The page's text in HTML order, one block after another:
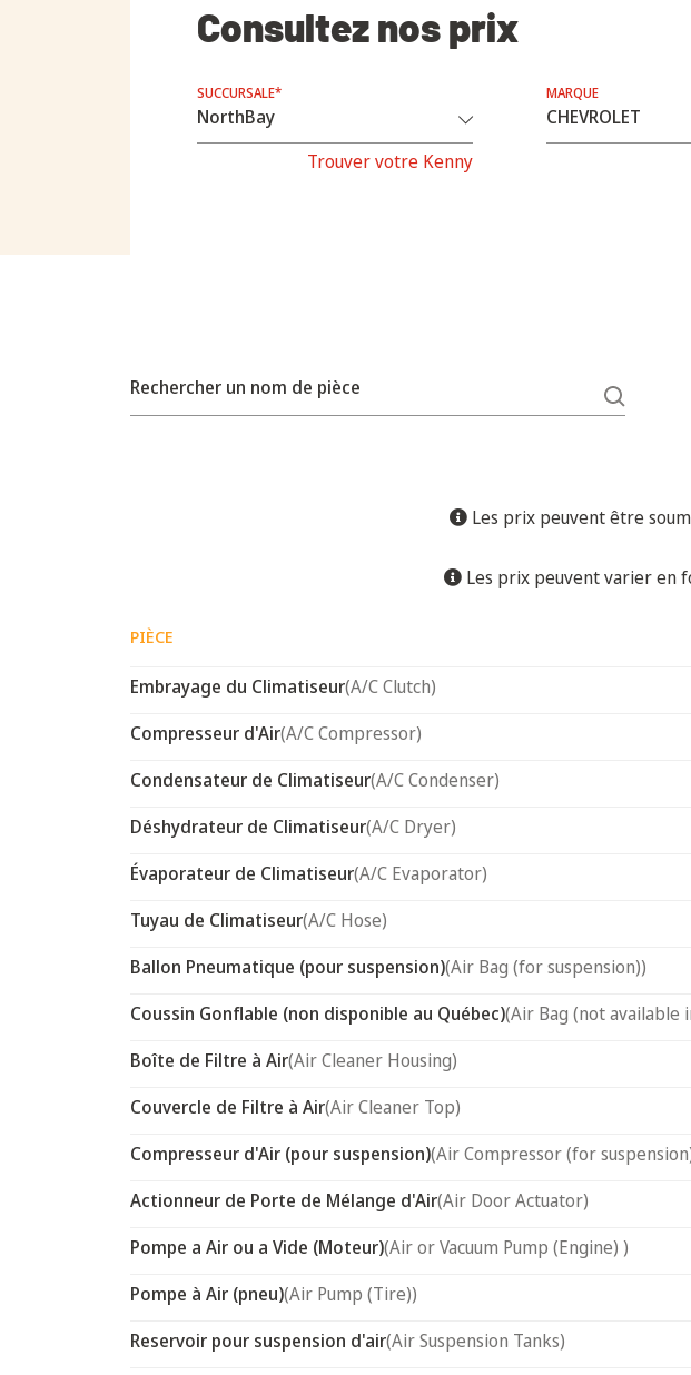
Consultez nos prix
SUCCURSALE*
Trouver votre Kenny
MARQUE
Rechercher un nom de pièce
Les prix peuvent être
Les prix peuvent varier en
PIÈCE
Embrayage du Climatiseur(A/C Clutch)
Compresseur d'Air(A/C Compressor)
Condensateur de Climatiseur(A/C Condenser)
Déshydrateur de Climatiseur(A/C Dryer)
Évaporateur de Climatiseur(A/C Evaporator)
Tuyau de Climatiseur(A/C Hose)
Ballon Pneumatique (pour suspension)(Air Bag (for suspension))
Coussin Gonflable (non disponible au Québec)(Air Bag (not available
Boîte de Filtre à Air(Air Cleaner Housing)
Couvercle de Filtre à Air(Air Cleaner Top)
Compresseur d'Air (pour suspension)(Air Compressor (for
Actionneur de Porte de Mélange d'Air(Air Door Actuator)
Pompe a Air ou a Vide (Moteur)(Air or Vacuum Pump (Engine) )
Pompe à Air (pneu)(Air Pump (Tire))
Reservoir pour suspension d'air(Air Suspension Tanks)